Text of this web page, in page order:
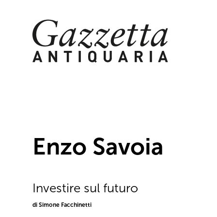
Skip
to
content
Enzo Savoia
Investire sul futuro
di Simone Facchinetti